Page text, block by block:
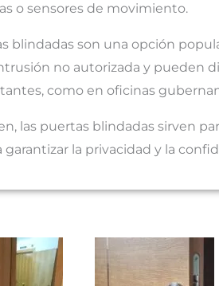
o sensores de movimiento.
blindadas son una opción
no autorizada y pueden
como en oficinas
las puertas blindadas sirven
garantizar la privacidad y la